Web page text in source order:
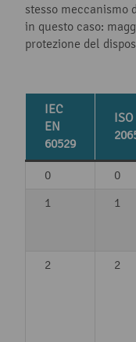
stesso meccanismo
in questo caso:
protezione del
IEC
EN
60529
ISO
0 0
1
1
2
2